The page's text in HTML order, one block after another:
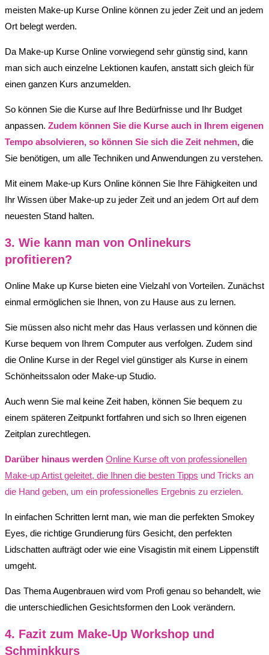
meisten Make-up Kurse Online können zu jeder Zeit und an jedem
Ort belegt werden.
Da Make-up Kurse Online vorwiegend sehr günstig sind, kann
man sich auch einzelne Lektionen kaufen, anstatt sich gleich für
einen ganzen Kurs anzumelden.
So können Sie die Kurse auf Ihre Bedürfnisse und Ihr Budget
anpassen. Zudem können Sie die Kurse auch in Ihrem eigenen
Tempo absolvieren, so können Sie sich die Zeit nehmen, die
Sie benötigen, um alle Techniken und Anwendungen zu verstehen.
Mit einem Make-up Kurs Online können Sie Ihre Fähigkeiten und
Ihr Wissen über Make-up zu jeder Zeit und an jedem Ort auf dem
neuesten Stand halten.
3. Wie kann man von Onlinekurs
profitieren?
Online Make up Kurse bieten eine Vielzahl von Vorteilen. Zunächst
einmal ermöglichen sie Ihnen, von zu Hause aus zu lernen.
Sie müssen also nicht mehr das Haus verlassen und können die
Kurse bequem von Ihrem Computer aus verfolgen. Zudem sind
die Online Kurse in der Regel viel günstiger als Kurse in einem
Schönheitssalon oder Make-up Studio.
Auch wenn Sie mal keine Zeit haben, können Sie bequem zu
einem späteren Zeitpunkt fortfahren und sich so Ihren eigenen
Zeitplan zurechtlegen.
Darüber hinaus werden Online Kurse oft von professionellen
Make-up Artist geleitet, die Ihnen die besten Tipps und Tricks an
die Hand geben, um ein professionelles Ergebnis zu erzielen.
In einfachen Schritten lernt man, wie man die perfekten Smokey
Eyes, die richtige Grundierung fürs Gesicht, den perfekten
Lidschatten aufträgt oder wie eine Visagistin mit einem Lippenstift
umgeht.
Das Thema Augenbrauen wird vom Profi genau so behandelt, wie
die unterschiedlichen Gesichtsformen den Look verändern.
4. Fazit zum Make-Up Workshop und
Schminkkurs